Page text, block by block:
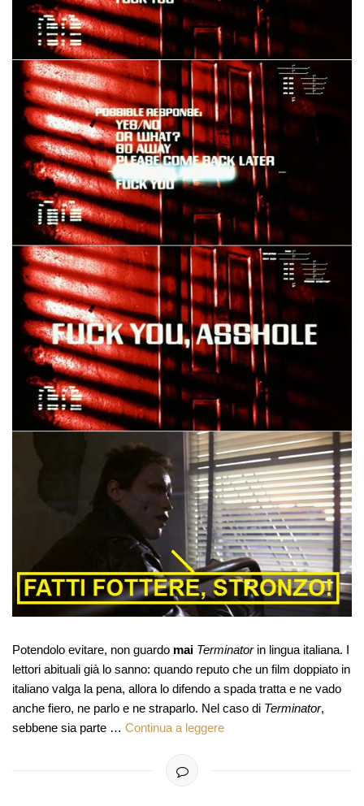
Potendolo evitare, non guardo mai Terminatorin lingua italiana. I
lettori abituali già lo sanno: quando reputo che un film doppiato in
italiano valga la pena, allora lo difendo a spada tratta e ne vado
anche fiero, ne parlo e ne straparlo. Nel caso di Terminator,
sebbene sia parte … Continua a leggere